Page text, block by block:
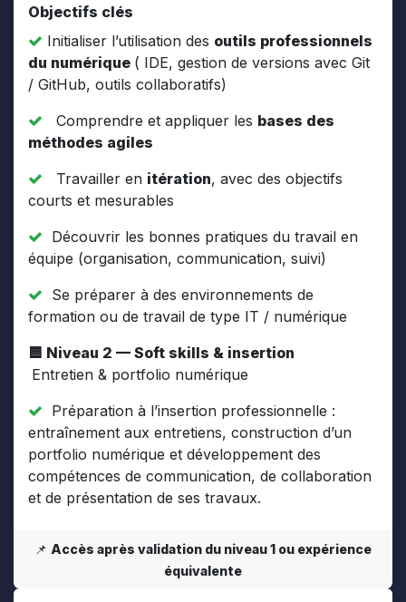
Objectifs clés
Initialiser l’utilisation des outils professionnels
du numérique ( IDE, gestion de versions avec Git
/ GitHub, outils collaboratifs)
Comprendre et appliquer les bases des
méthodes agiles
Travailler en itération, avec des objectifs
courts et mesurables
Découvrir les bonnes pratiques du travail en
équipe (organisation, communication, suivi)
Se préparer à des environnements de
formation ou de travail de type IT / numérique
🟦 Niveau 2 — Soft skills & insertion
Entretien & portfolio numérique
Préparation à l’insertion professionnelle :
entraînement aux entretiens, construction d’un
portfolio numérique et développement des
compétences de communication, de collaboration
et de présentation de ses travaux.
📌 Accès après validation du niveau 1 ou expérience
équivalente